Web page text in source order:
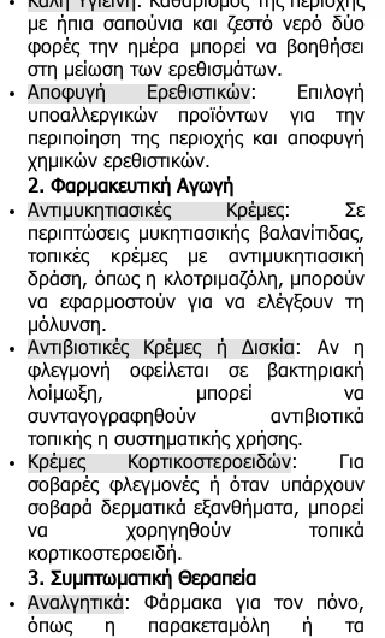
με ήπια σαπούνια και ζεστό νερό δύο
φορές την ημέρα μπορεί να βοηθήσει
στη μείωση των ερεθισμάτων.
Αποφυγή Ερεθιστικών: Επιλογή
υποαλλεργικών προϊόντων για την
περιποίηση της περιοχής και αποφυγή
χημικών ερεθιστικών.
2. Φαρμακευτική Αγωγή
Αντιμυκητιασικές Κρέμες: Σε
περιπτώσεις μυκητιασικής βαλανίτιδας,
τοπικές κρέμες με αντιμυκητιασική
δράση, όπως η κλοτριμαζόλη, μπορούν
να εφαρμοστούν για να ελέγξουν τη
μόλυνση.
Αντιβιοτικές Κρέμες ή Δισκία: Αν η
φλεγμονή οφείλεται σε βακτηριακή
λοίμωξη, μπορεί να
συνταγογραφηθούν αντιβιοτικά
τοπικής η συστηματικής χρήσης.
Κρέμες Κορτικοστεροειδών: Για
σοβαρές φλεγμονές ή όταν υπάρχουν
σοβαρά δερματικά εξανθήματα, μπορεί
να χορηγηθούν τοπικά
κορτικοστεροειδή.
3. Συμπτωματική Θεραπεία
Αναλγητικά: Φάρμακα για τον πόνο,
όπως η παρακεταμόλη ή τα